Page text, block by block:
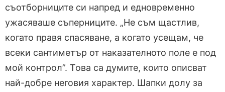
съотборниците си напред и едновременно
ужасяваше съперниците. „Не съм щастлив,
когато правя спасяване, а когато усещам, че
всеки сантиметър от наказателното поле е под
мой контрол”. Това са думите, които описват
най-добре неговия характер. Шапки долу за